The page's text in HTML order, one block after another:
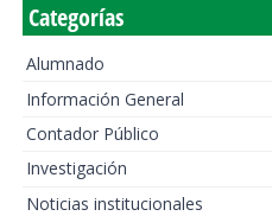
Categorías
Alumnado
Información General
Contador Público
Investigación
Noticias institucionales